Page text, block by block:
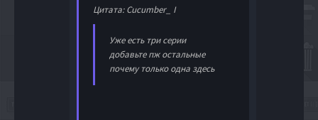
Цитата: Cucumber_ I
Уже есть три серии
добавьте пж остальные
почему только одна здесь